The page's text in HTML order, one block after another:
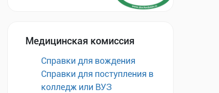
Медицинская комиссия
Справки для вождения
Справки для поступления в
колледж или ВУЗ